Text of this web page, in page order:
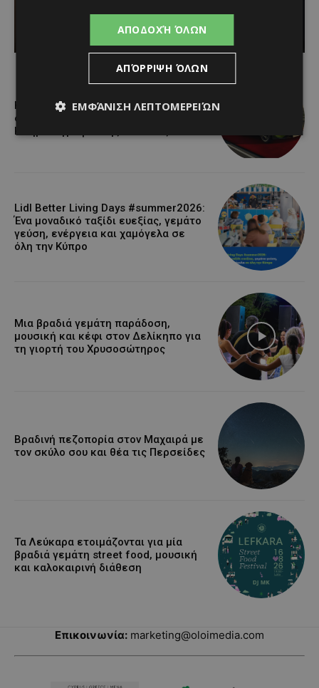
Rodoni
August 8, 2026
Η Peugeot είναι ο επίσημος
συνεργάτης του Φεστιβάλ
Κινηματογράφου της Βενετίας
Lidl Better Living Days #summer2026:
Ένα μοναδικό ταξίδι ευεξίας, γεμάτο
γεύση, ενέργεια και χαμόγελα σε
όλη την Κύπρο
Μια βραδιά γεμάτη παράδοση,
μουσική και κέφι στον Δελίκηπο για
τη γιορτή του Χρυσοσώτηρος
Βραδινή πεζοπορία στον Μαχαιρά με
τον σκύλο σου και θέα τις Περσείδες
Τα Λεύκαρα ετοιμάζονται για μία
βραδιά γεμάτη street food, μουσική
και καλοκαιρινή διάθεση
Επικοινωνία: marketing@oloimedia.com
ΑΠΟΔΟΧΉ ΌΛΩΝ
ΑΠΌΡΡΙΨΗ ΌΛΩΝ
ΕΜΦΆΝΙΣΗ ΛΕΠΤΟΜΕΡΕΙΏΝ